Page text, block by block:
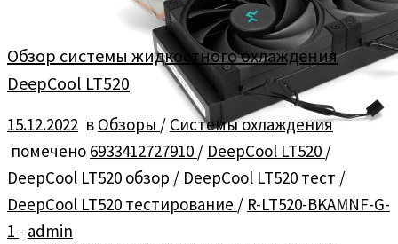
Обзор системы жидкостного охлаждения
DeepCool LT520
15.12.2022 в Обзоры / Системы охлаждения
помечено 6933412727910 / DeepCool LT520 /
DeepCool LT520 обзор / DeepCool LT520 тест /
DeepCool LT520 тестирование / R-LT520-BKAMNF-G-
1 - admin